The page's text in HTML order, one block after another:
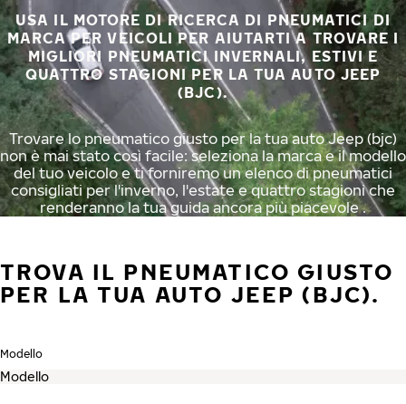
USA IL MOTORE DI RICERCA DI PNEUMATICI DI
MARCA PER VEICOLI PER AIUTARTI A TROVARE I
MIGLIORI PNEUMATICI INVERNALI, ESTIVI E
QUATTRO STAGIONI PER LA TUA AUTO JEEP
(BJC).
Trovare lo pneumatico giusto per la tua auto Jeep (bjc)
non è mai stato così facile: seleziona la marca e il modello
del tuo veicolo e ti forniremo un elenco di pneumatici
consigliati per l'inverno, l'estate e quattro stagioni che
renderanno la tua guida ancora più piacevole .
TROVA IL PNEUMATICO GIUSTO
PER LA TUA AUTO JEEP (BJC).
Modello